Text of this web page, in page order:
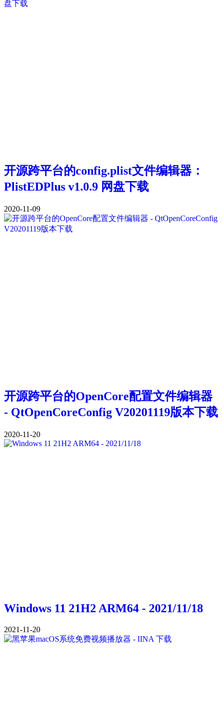
开源跨平台的config.plist文件编辑器：
PlistEDPlus v1.0.9 网盘下载
2020-11-09
开源跨平台的OpenCore配置文件编辑器
- QtOpenCoreConfig V20201119版本下载
2020-11-20
Windows 11 21H2 ARM64 - 2021/11/18
2021-11-20